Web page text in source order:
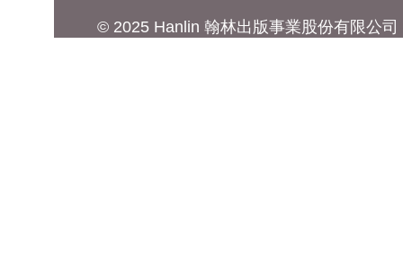
© 2025 Hanlin 翰林出版事業股份有限公司